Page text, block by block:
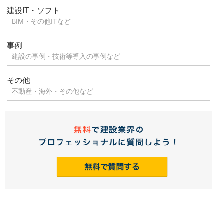
建設IT・ソフト
BIM・その他ITなど
事例
建設の事例・技術等導入の事例など
その他
不動産・海外・その他など